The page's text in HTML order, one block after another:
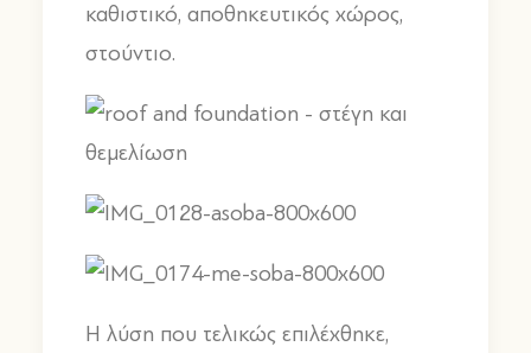
καθιστικό, αποθηκευτικός χώρος,
στούντιο.
Η λύση που τελικώς επιλέχθηκε,